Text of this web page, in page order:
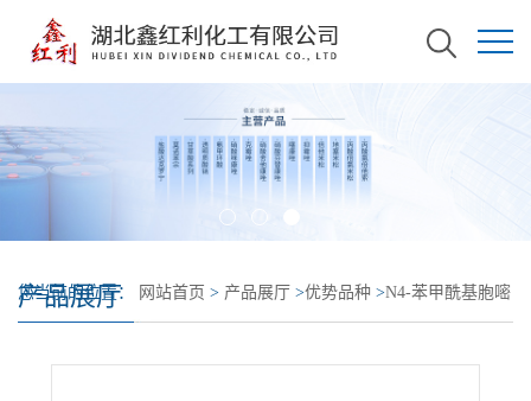
产品展厅
您当前的位置： 网站首页 > 产品展厅 >优势品种 >N4-苯甲酰基胞嘧